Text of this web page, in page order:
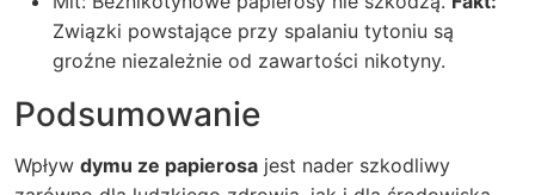
Związki powstające przy spalaniu tytoniu są
groźne niezależnie od zawartości nikotyny.
Podsumowanie
Wpływ dymu ze papierosa jest nader szkodliwy